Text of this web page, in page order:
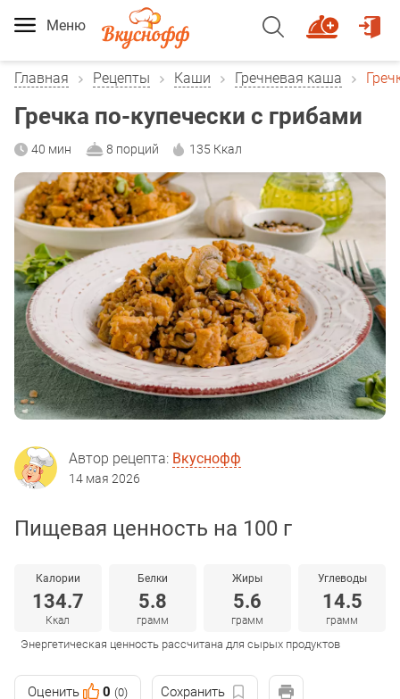
Меню
Главная Рецепты Каши Гречневая каша
Гречка по-купечески с грибами
40 мин 8 порций 135 Ккал
Автор рецепта: Вкуснофф
14 мая 2026
Пищевая ценность на 100 г
Калории
134.7
Ккал
Белки
5.8
грамм
Жиры
5.6
грамм
Углеводы
14.5
грамм
Энергетическая ценность рассчитана для сырых продуктов
Оценить 0 (0) Сохранить